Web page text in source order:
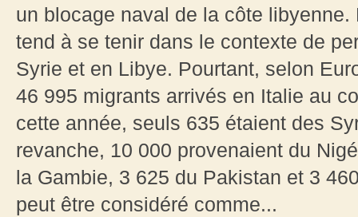
un blocage naval de la côte
tend à se tenir dans le contexte de
Syrie et en Libye. Pourtant, selon
46 995 migrants arrivés en Italie au
cette année, seuls 635 étaient des
revanche, 10 000 provenaient du
la Gambie, 3 625 du Pakistan et 3
peut être considéré comme...